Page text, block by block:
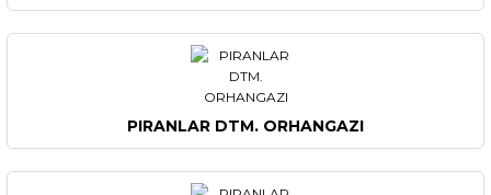
PIRANLAR DTM. ORHANGAZI